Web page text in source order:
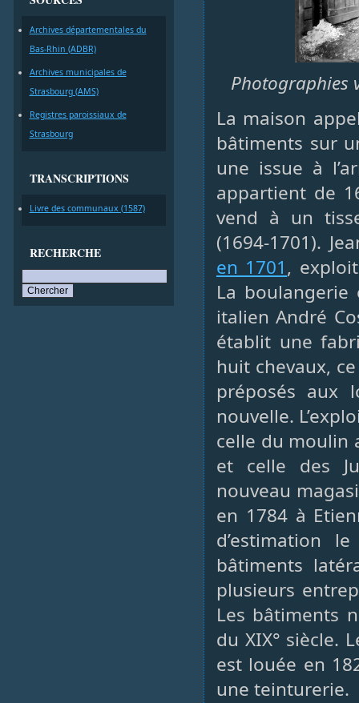
Archives départementales du
Bas-Rhin (ADBR)
Archives municipales de
Strasbourg (AMS)
Registres paroissiaux de
Strasbourg
TRANSCRIPTIONS
Livre des communaux (1587)
RECHERCHE
Photographies
La maison
bâtiments sur
une issue à
appartient de
vend à un
(1694-1701).
en 1701,
La
italien André
établit une
huit chevaux,
préposés aux
nouvelle.
celle du moulin
et celle des
nouveau
en 1784 à
d’estimation
bâtiments
plusieurs
Les bâtiments
du XIX° siècle.
est louée en
une teinturerie.